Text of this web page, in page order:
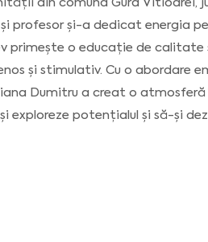
din comuna Gura Vitioarei,
profesor și-a dedicat energia
primește o educație de calitate
și stimulativ. Cu o abordare
Dumitru a creat o atmosferă
exploreze potențialul și să-și